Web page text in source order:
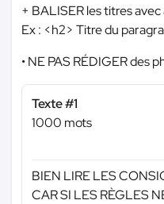
+ BALISER les titres
Ex : <h2> Titre du
• NE PAS RÉDIGER des
Texte #1
1000 mots
BIEN LIRE LES
CAR SI LES RÈGLES